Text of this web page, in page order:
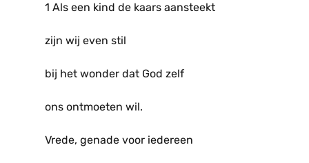
1 Als een kind de kaars aansteekt
zijn wij even stil
bij het wonder dat God zelf
ons ontmoeten wil.
Vrede, genade voor iedereen